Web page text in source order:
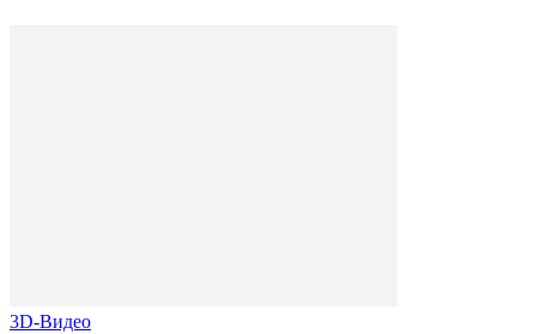
3D-Видео